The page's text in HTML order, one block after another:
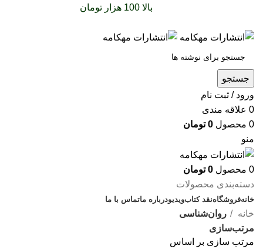
بالا 100 هزار تومان
جستجو
ورود / ثبت نام
0 علاقه مندی
0 محصول 0 تومان
منو
0 محصول 0 تومان
دسته‌بندی محصولات
خانهفروشگاهنقد کتابویدیودرباره‌ ماتماس با ما
خانه
روان‌شناسی
مرتب‌سازی
مرتب سازی بر اساس